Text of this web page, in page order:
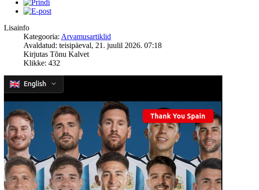
Lisainfo
Kategooria: Arvamusartiklid
Avaldatud: teisipäeval, 21. juulil 2026. 07:18
Kirjutas Tõnu Kalvet
Klikke: 432